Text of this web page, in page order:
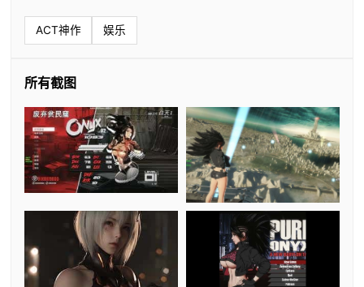
ACT神作 娱乐
所有截图